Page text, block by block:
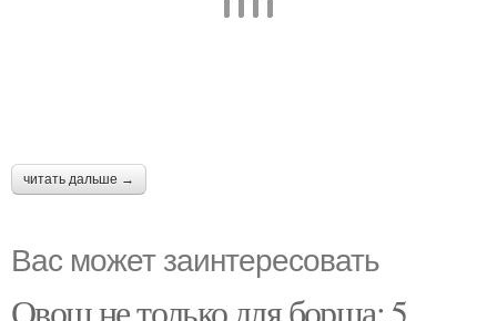
читать дальше →
Вас может заинтересовать